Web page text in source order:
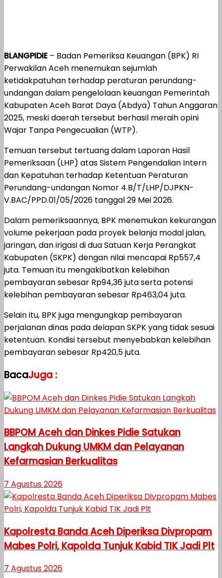
BLANGPIDIE – Badan Pemeriksa Keuangan (BPK) RI
Perwakilan Aceh menemukan sejumlah
ketidakpatuhan terhadap peraturan perundang-
undangan dalam pengelolaan keuangan Pemerintah
Kabupaten Aceh Barat Daya (Abdya) Tahun Anggaran
2025, meski daerah tersebut berhasil meraih opini
Wajar Tanpa Pengecualian (WTP).
Temuan tersebut tertuang dalam Laporan Hasil
Pemeriksaan (LHP) atas Sistem Pengendalian Intern
dan Kepatuhan terhadap Ketentuan Peraturan
Perundang-undangan Nomor 4.B/T/LHP/DJPKN-
V.BAC/PPD.01/05/2026 tanggal 29 Mei 2026.
Dalam pemeriksaannya, BPK menemukan kekurangan
volume pekerjaan pada proyek belanja modal jalan,
jaringan, dan irigasi di dua Satuan Kerja Perangkat
Kabupaten (SKPK) dengan nilai mencapai Rp557,4
juta. Temuan itu mengakibatkan kelebihan
pembayaran sebesar Rp94,36 juta serta potensi
kelebihan pembayaran sebesar Rp463,04 juta.
Selain itu, BPK juga mengungkap pembayaran
perjalanan dinas pada delapan SKPK yang tidak sesuai
ketentuan. Kondisi tersebut menyebabkan kelebihan
pembayaran sebesar Rp420,5 juta.
BacaJuga :
BBPOM Aceh dan Dinkes Pidie Satukan
Langkah Dukung UMKM dan Pelayanan
Kefarmasian Berkualitas
7 Agustus 2026
Kapolresta Banda Aceh Diperiksa Divpropam
Mabes Polri, Kapolda Tunjuk Kabid TIK Jadi Plt
7 Agustus 2026